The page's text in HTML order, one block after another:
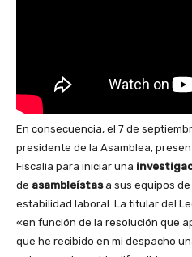
En consecuencia, el 7 de
presidente de la Asamblea,
Fiscalía para iniciar una
de asambleístasa sus equipos
estabilidad laboral. La titular del
«en función de la resolución que
que he recibido en mi despacho